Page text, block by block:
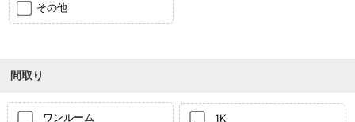
その他
間取り
ワンルーム 1K